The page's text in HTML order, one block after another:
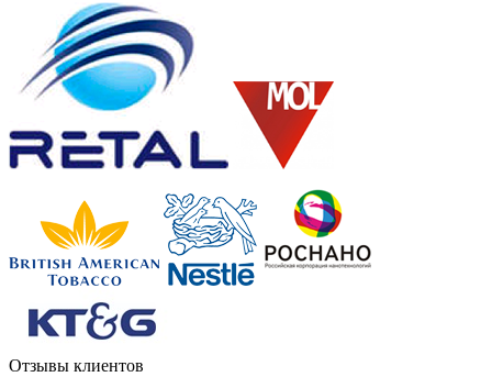
Отзывы клиентов